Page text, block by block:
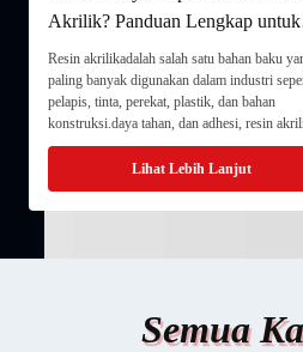
Akrilik? Panduan Lengkap untuk
Pembeli
Resin akrilikadalah salah satu bahan baku
paling banyak digunakan dalam industri
pelapis, tinta, perekat, plastik, dan bahan
konstruksi.daya tahan, dan adhesi, resin
memainkan peran kunci dalam banyak
industri. Jika Anda bertanya di mana saya bisa
membeli resin ...
Lihat Lebih Lanjut
Semua